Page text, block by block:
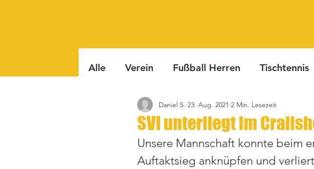
Alle Verein Fußball Herren Tischtennis
Badminton Boule Turnen
SVI unterliegt im
Daniel S. 23. Aug. 2021 2 Min. Lesezeit
Unsere Mannschaft konnte beim
Auftaktsieg anknüpfen und